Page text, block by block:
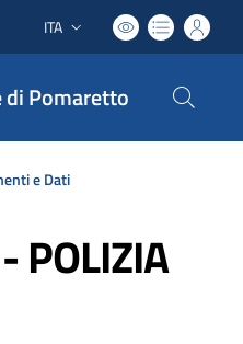
Lingua attiva:
ITA
di Pomaretto
e Dati
POLIZIA